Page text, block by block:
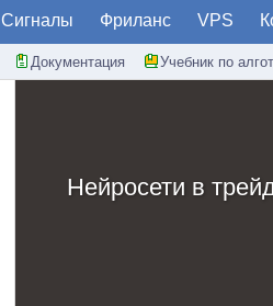
Сигналы Фриланс VPS
Документация Учебник по
Нейросети в